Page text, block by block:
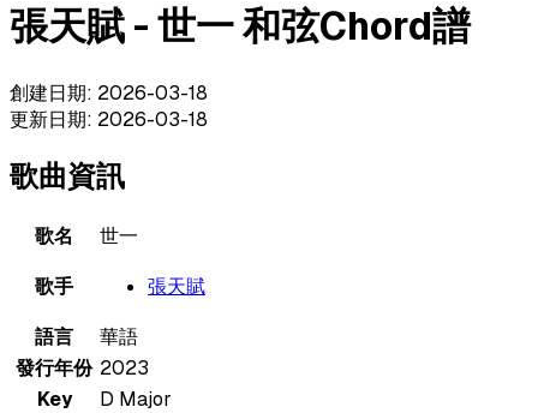
張天賦 - 世一 和弦Chord譜
創建日期: 2026-03-18
更新日期: 2026-03-18
歌曲資訊
歌名
世一
歌手
張天賦
語言
華語
發行年份 2023
Key
D Major